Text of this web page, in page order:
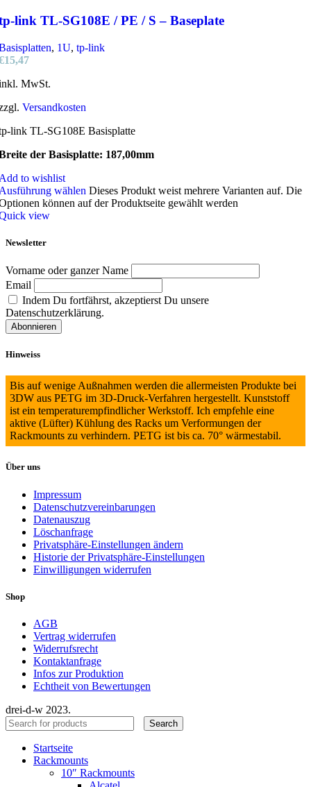
link TL-SG108E / PE / S – Baseplate
, 1U, tp-link
15,47
MwSt.
Versandkosten
link TL-SG108E Basisplatte
der Basisplatte: 187,00mm
to wishlist
wählen Dieses Produkt weist mehrere Varianten auf. Die
können auf der Produktseite gewählt werden
view
Newsletter
Vorname oder ganzer Name
Email
Indem Du fortfährst, akzeptierst Du unsere
Datenschutzerklärung.
Hinweiss
Bis auf wenige Außnahmen werden die allermeisten Produkte bei
3DW aus PETG im 3D-Druck-Verfahren hergestellt. Kunststoff
ist ein temperaturempfindlicher Werkstoff. Ich empfehle eine
aktive (Lüfter) Kühlung des Racks um Verformungen der
Rackmounts zu verhindern. PETG ist bis ca. 70° wärmestabil.
Über uns
Impressum
Datenschutzvereinbarungen
Datenauszug
Löschanfrage
Privatsphäre-Einstellungen ändern
Historie der Privatsphäre-Einstellungen
Einwilligungen widerrufen
Shop
AGB
Vertrag widerrufen
Widerrufsrecht
Kontaktanfrage
Infos zur Produktion
Echtheit von Bewertungen
drei-d-w 2023.
Search
Startseite
Rackmounts
10″ Rackmounts